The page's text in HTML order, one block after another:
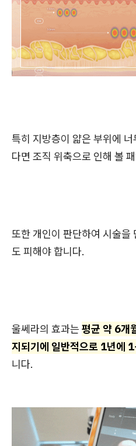
특히 지방층이 얇은 부위에
다면 조직 위축으로 인해 볼
또한 개인이 판단하여 시술을
도 피해야 합니다.
울쎄라의 효과는 평균 약 6개
지되기에 일반적으로 1년에
니다.